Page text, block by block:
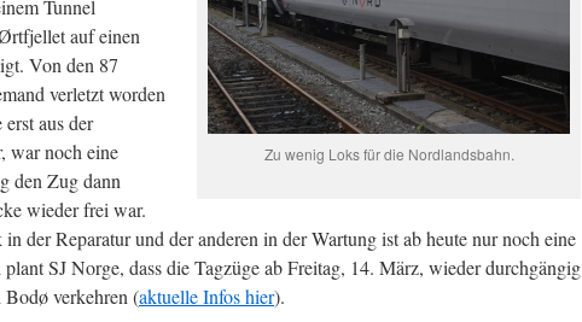
Zu wenig Loks für die Nordlandsbahn.
Tunnel
auf einen
Von den 87
verletzt worden
aus der
war noch eine
den Zug dann
wieder frei war.
der Reparatur und der anderen in der Wartung ist ab heute nur noch eine
SJ Norge, dass die Tagzüge ab Freitag, 14. März, wieder durchgängig
verkehren (aktuelle Infos hier).